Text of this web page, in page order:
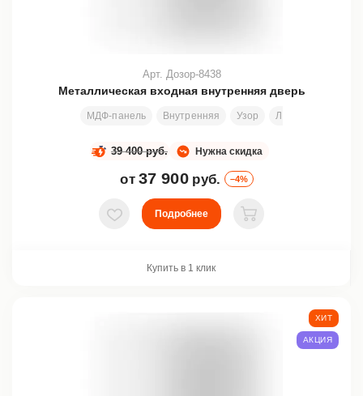
Металлическая входная внутренняя дверь
МДФ-панель Внутренняя Узор Любой размер
Арт. Дозор-8438
Нужна скидка
39 400 руб.
от 37 900 руб. –4%
В избранное
Подробнее
В корзину
Купить в 1 клик
ХИТ
АКЦИЯ